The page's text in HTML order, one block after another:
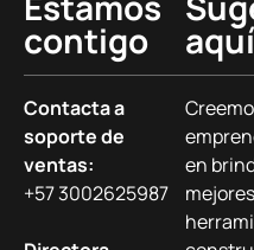
contigo
Contacta a
soporte de
ventas:
+57 3002625987
aquí
en
mejores